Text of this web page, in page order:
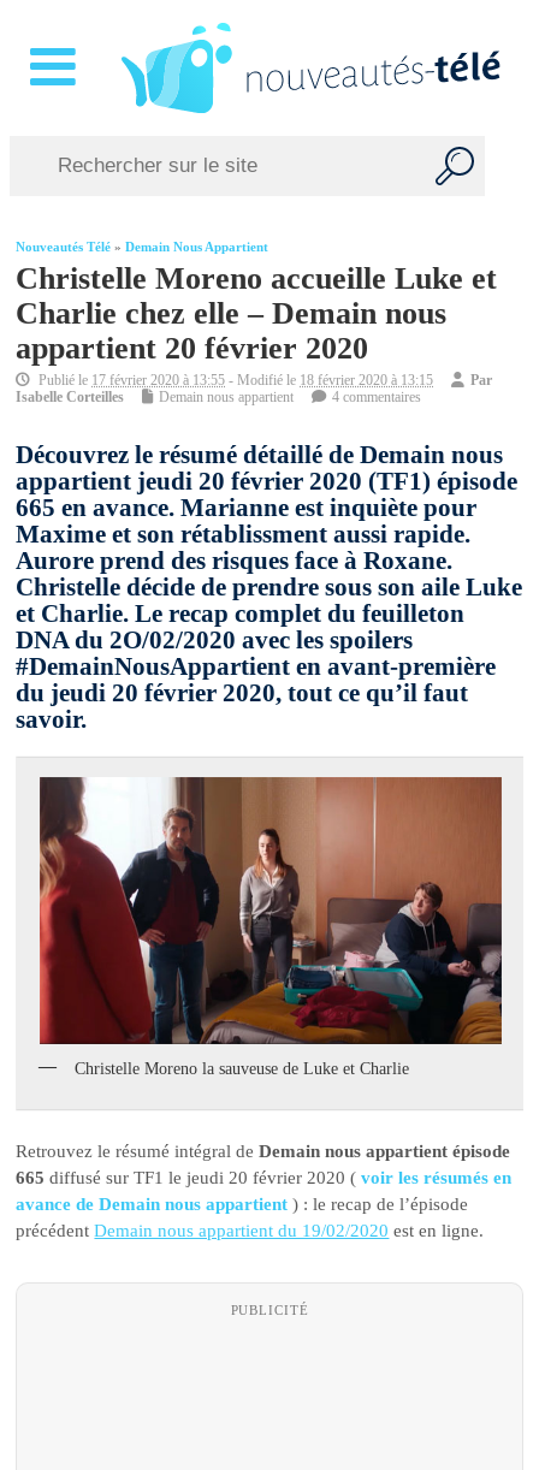
Nouveautés Télé »Demain Nous Appartient
Christelle Moreno accueille Luke et
Charlie chez elle – Demain nous
appartient 20 février 2020
Publié le 17 février 2020 à 13:55 - Modifié le 18 février 2020 à 13:15
Par
Isabelle Corteilles
Demain nous appartient 4 commentaires
Découvrez le résumé détaillé de Demain nous
appartient jeudi 20 février 2020 (TF1) épisode
665 en avance. Marianne est inquiète pour
Maxime et son rétablissment aussi rapide.
Aurore prend des risques face à Roxane.
Christelle décide de prendre sous son aile Luke
et Charlie. Le recap complet du feuilleton
DNA du 2O/02/2020 avec les spoilers
#DemainNousAppartient en avant-première
du jeudi 20 février 2020, tout ce qu’il faut
savoir.
Christelle Moreno la sauveuse de Luke et Charlie
Retrouvez le résumé intégral deDemain nous appartient épisode
665diffusé sur TF1 le jeudi 20 février 2020 ( voir les résumés en
avance de Demain nous appartient) : le recap de l’épisode
précédentDemain nous appartient du 19/02/2020 est en ligne.
PUBLICITÉ